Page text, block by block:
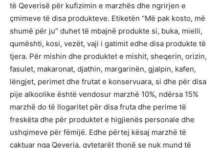
të Qeverisë për kufizimin e marzhës dhe ngrirjen e
çmimeve të disa produkteve. Etiketën “Më pak kosto, më
shumë për ju” duhet të mbajnë produkte si, buka, mielli,
qumështi, kosi, vezët, vaji i gatimit edhe disa produkte të
tjera. Për mishin dhe produktet e mishit, sheqerin, orizin,
fasulet, makaronat, djathin, margarinën, gjalpin, kafen,
lëngjet, perimet dhe frutat e konservuara, si dhe për disa
pije alkoolike është vendosur marzhë 10%, ndërsa 15%
marzhë do të llogaritet për disa fruta dhe perime të
freskëta dhe për produktet e higjienës personale dhe
ushqimeve për fëmijë. Edhe përtej kësaj marzhë të
caktuar nga Qeveria, qytetarët thonë se nuk mund të